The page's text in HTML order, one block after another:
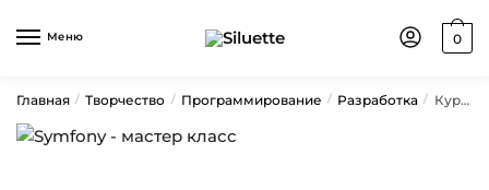
Меню 0
Главная / Творчество / Программирование / Разработка / Курс по Symfony: Профессиональная разработка от основ до REST API